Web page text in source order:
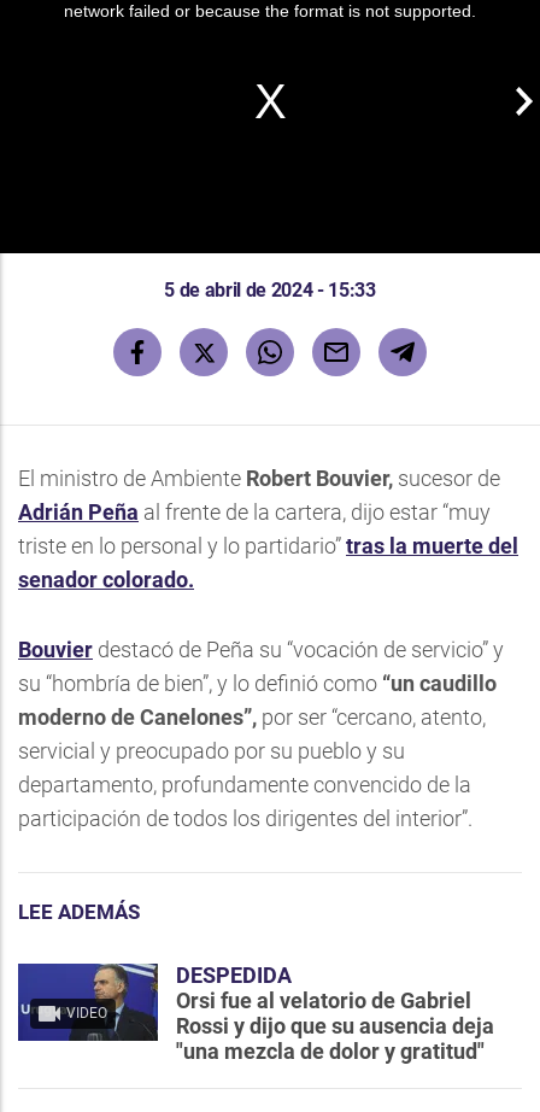
network failed or because the format is not supported.
5 de abril de 2024 - 15:33
El ministro de Ambiente Robert Bouvier, sucesor de
Adrián Peña al frente de la cartera, dijo estar “muy
triste en lo personal y lo partidario”tras la muerte del
senador colorado.
Bouvier destacó de Peña su “vocación de servicio” y
su “hombría de bien”, y lo definió como “un caudillo
moderno de Canelones”, por ser “cercano, atento,
servicial y preocupado por su pueblo y su
departamento, profundamente convencido de la
participación de todos los dirigentes del interior”.
LEE ADEMÁS
VIDEO
DESPEDIDA
Orsi fue al velatorio de Gabriel
Rossi y dijo que su ausencia deja
"una mezcla de dolor y gratitud"